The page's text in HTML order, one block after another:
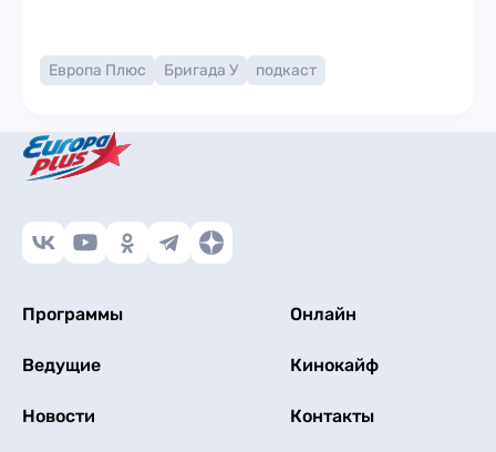
Европа Плюс Бригада У подкаст
Программы Онлайн
Ведущие Кинокайф
Новости Контакты